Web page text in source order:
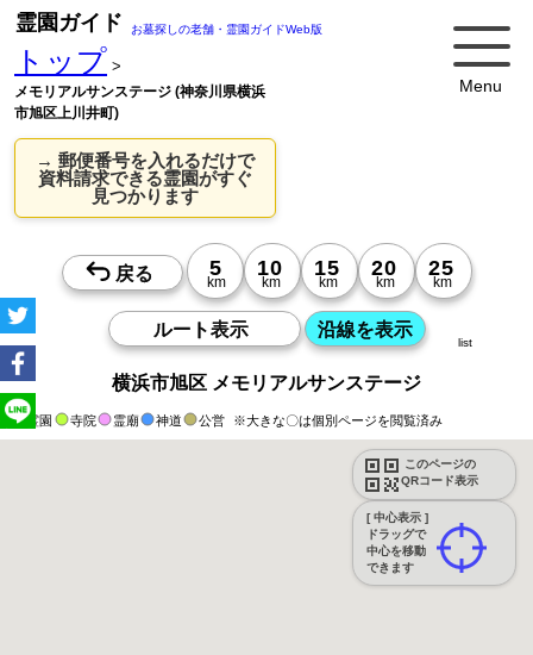
Menu
霊園ガイド お墓探しの老舗・霊園ガイドWeb版
トップ >
メモリアルサンステージ (神奈川県横浜
市旭区上川井町)
→ 郵便番号を入れるだけで
資料請求できる霊園がすぐ
見つかります
横浜市旭区 メモリアルサンステージ
霊園 寺院 霊廟 神道 公営 ※大きな〇は個別ページを閲覧済み
このページの
QRコード表示
[ 中心表示 ]
ドラッグで
中心を移動
できます
list